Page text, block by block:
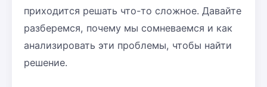
приходится решать что-то сложное. Давайте
разберемся, почему мы сомневаемся и как
анализировать эти проблемы, чтобы найти
решение.